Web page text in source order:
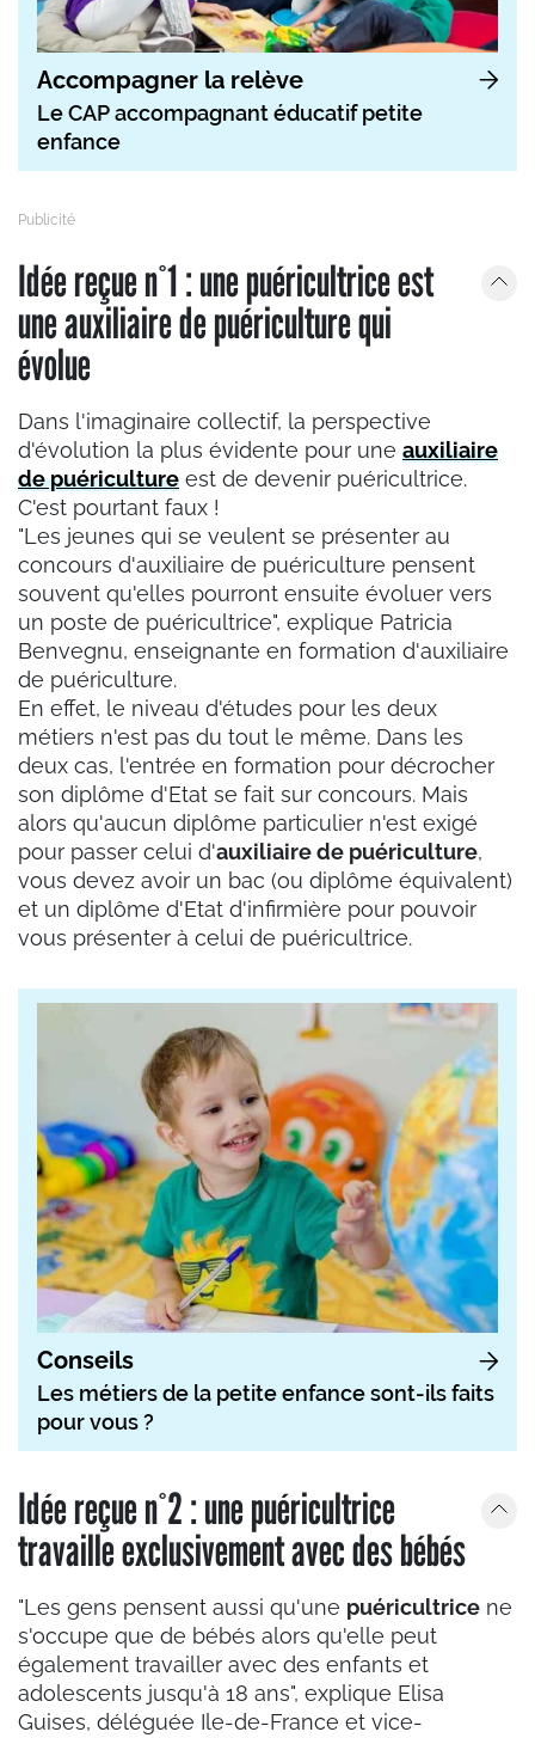
Accompagner la relève
Le CAP accompagnant éducatif petite
enfance
Idée reçue n°1 : une puéricultrice est
une auxiliaire de puériculture qui
évolue
Dans l'imaginaire collectif, la perspective
d'évolution la plus évidente pour une auxiliaire
de puériculture est de devenir puéricultrice.
C'est pourtant faux !
"Les jeunes qui se veulent se présenter au
concours d'auxiliaire de puériculture pensent
souvent qu'elles pourront ensuite évoluer vers
un poste de puéricultrice", explique Patricia
Benvegnu, enseignante en formation d'auxiliaire
de puériculture.
En effet, le niveau d'études pour les deux
métiers n'est pas du tout le même. Dans les
deux cas, l'entrée en formation pour décrocher
son diplôme d'Etat se fait sur concours. Mais
alors qu'aucun diplôme particulier n'est exigé
pour passer celui d'auxiliaire de puériculture,
vous devez avoir un bac (ou diplôme équivalent)
et un diplôme d'Etat d'infirmière pour pouvoir
vous présenter à celui de puéricultrice.
Conseils
Les métiers de la petite enfance sont-ils faits
pour vous ?
Idée reçue n°2 : une puéricultrice
travaille exclusivement avec des bébés
"Les gens pensent aussi qu'une puéricultrice ne
s'occupe que de bébés alors qu'elle peut
également travailler avec des enfants et
adolescents jusqu'à 18 ans", explique Elisa
Guises, déléguée Ile-de-France et vice-